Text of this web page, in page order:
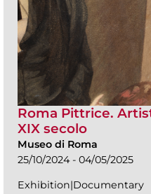
Roma Pittrice.
XIX secolo
Museo di Roma
25/10/2024 - 04/05/2025
Exhibition|Documentary